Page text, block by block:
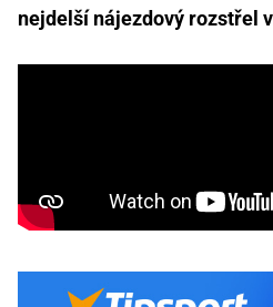
nejdelší nájezdový rozstřel